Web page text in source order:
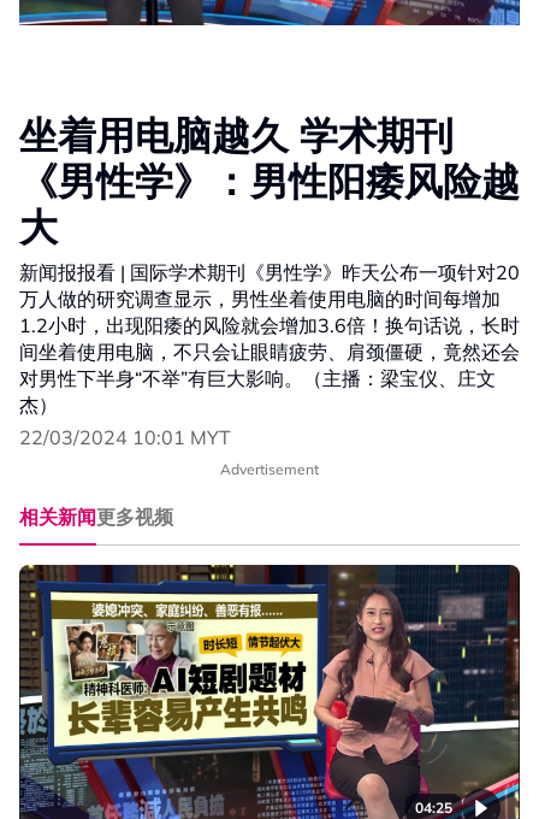
坐着用电脑越久 学术期刊
《男性学》：男性阳痿风险越
大
新闻报报看 | 国际学术期刊《男性学》昨天公布一项针对20
万人做的研究调查显示，男性坐着使用电脑的时间每增加
1.2小时，出现阳痿的风险就会增加3.6倍！换句话说，长时
间坐着使用电脑，不只会让眼睛疲劳、肩颈僵硬，竟然还会
对男性下半身“不举”有巨大影响。（主播：梁宝仪、庄文
杰）
22/03/2024 10:01 MYT
Advertisement
相关新闻更多视频
04:25